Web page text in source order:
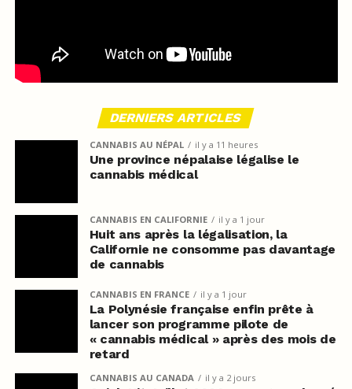
DERNIERS ARTICLES
CANNABIS AU NÉPAL il y a 11 heures
Une province népalaise légalise le
cannabis médical
CANNABIS EN CALIFORNIE il y a 1 jour
Huit ans après la légalisation, la
Californie ne consomme pas davantage
de cannabis
CANNABIS EN FRANCE il y a 1 jour
La Polynésie française enfin prête à
lancer son programme pilote de
« cannabis médical » après des mois de
retard
CANNABIS AU CANADA il y a 2 jours